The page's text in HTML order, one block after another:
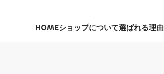
HOMEショップについて選ばれる理由